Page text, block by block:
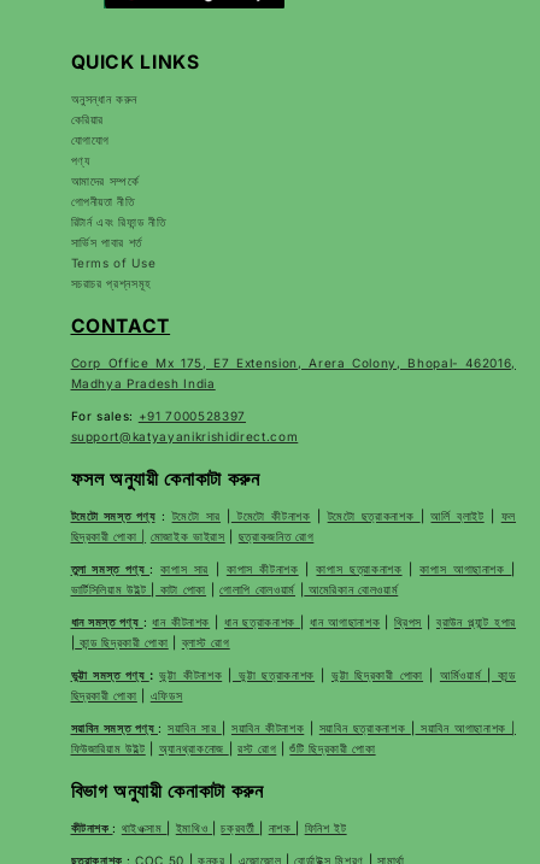
QUICK LINKS
অনুসন্ধান করুন
কেরিয়ার
যোগাযোগ
পণ্য
আমাদের সম্পর্কে
গোপনীয়তা নীতি
রিটার্ন এবং রিফান্ড নীতি
সার্ভিস পাবার শর্ত
Terms of Use
সচরাচর প্রশ্নসমূহ
CONTACT
Corp Office Mx 175, E7 Extension, Arera Colony, Bhopal- 462016,
Madhya Pradesh India
For sales: +91 7000528397
support@katyayanikrishidirect.com
ফসল অনুযায়ী কেনাকাটা করুন
টমেটো সমস্ত পণ্য:টমেটো সার টমেটো কীটনাশক |টমেটো ছত্রাকনাশক |আর্লি ব্লাইট
ফল
ছিদ্রকারী পোকা |
মোজাইক ভাইরাস ছত্রাকজনিত রোগ
তুলা সমস্ত পণ্য :কাপাস সার কাপাস কীটনাশক |কাপাস ছত্রাকনাশক |কাপাস আগাছানাশক
ভার্টিসিলিয়াম উইল্ট
কাটা পোকা |গোলাপি বোলওয়ার্ম আমেরিকান বোলওয়ার্ম
ধান সমস্ত পণ্য :ধান কীটনাশক |ধান ছত্রাকনাশক ধান আগাছানাশক |থ্রিপস
ব্রাউন প্ল্যান্ট হপার
কান্ড ছিদ্রকারী পোকা ব্লাস্ট রোগ
ভুট্টা সমস্ত পণ্য : ভুট্টা কীটনাশক ভুট্টা ছত্রাকনাশক ভুট্টা ছিদ্রকারী পোকা আর্মিওয়ার্ম
কান্ড
ছিদ্রকারী পোকা
এফিডস
সয়াবিন সমস্ত পণ্য :সয়াবিন সার সয়াবিন কীটনাশক সয়াবিন ছত্রাকনাশক
সয়াবিন আগাছানাশক |
ফিউজারিয়াম উইল্ট
অ্যানথ্রাকনোজ |রস্ট রোগ |শুঁটি ছিদ্রকারী পোকা
বিভাগ অনুযায়ী কেনাকাটা করুন
কীটনাশক : থাইওক্সাম ইমাথিও |চক্রবর্তী নাশক ফিনিশ ইট
ছত্রাকনাশক :COC 50 |কনকর এজোজোল |বোর্ডাউক্স মিশ্রণ সামার্থা